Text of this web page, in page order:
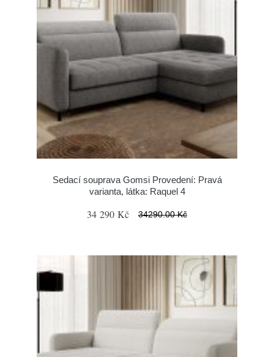
Sedací souprava Gomsi Provedení: Pravá
varianta, látka: Raquel 4
34 290 Kč 34290.00 Kč